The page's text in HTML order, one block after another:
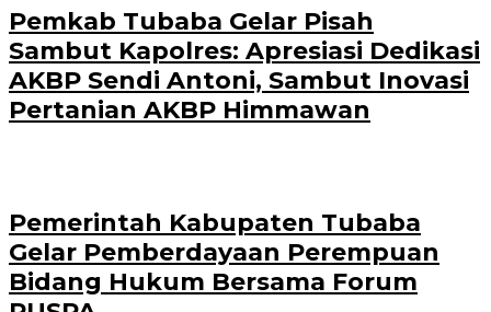
Pemkab Tubaba Gelar Pisah
Sambut Kapolres: Apresiasi Dedikasi
AKBP Sendi Antoni, Sambut Inovasi
Pertanian AKBP Himmawan
Pemerintah Kabupaten Tubaba
Gelar Pemberdayaan Perempuan
Bidang Hukum Bersama Forum